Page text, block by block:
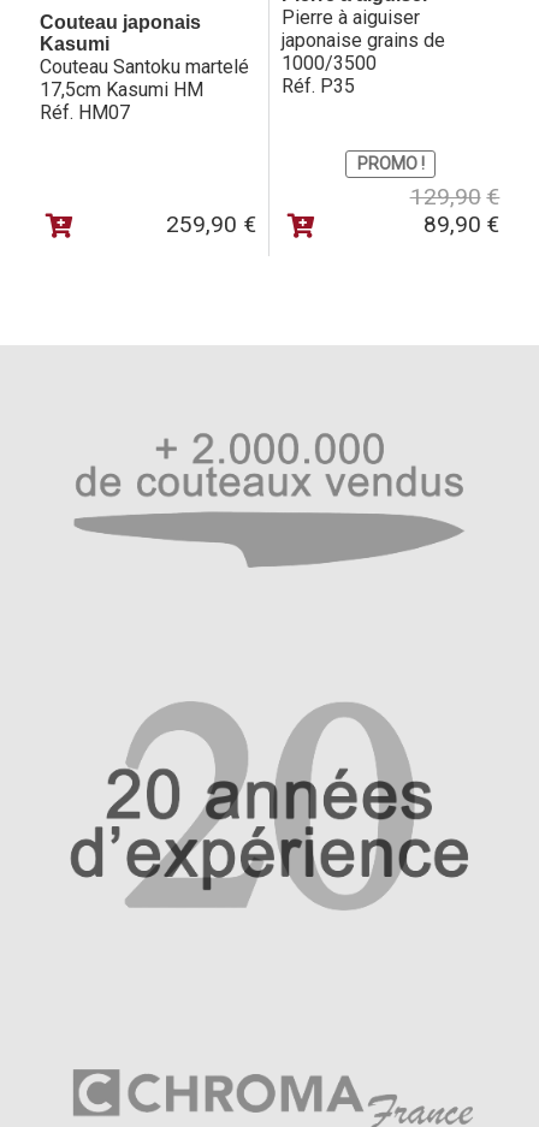
d’artisanats de Kasumi et ses artisans.
Couteau japonais
Kasumi
Couteau Santoku martelé
17,5cm Kasumi HM
Réf. HM07
259,90 €
Pierre à aiguiser
japonaise grains de
1000/3500
Réf. P35
PROMO !
129,90 €Le
prix
89,90 €
Le
prix